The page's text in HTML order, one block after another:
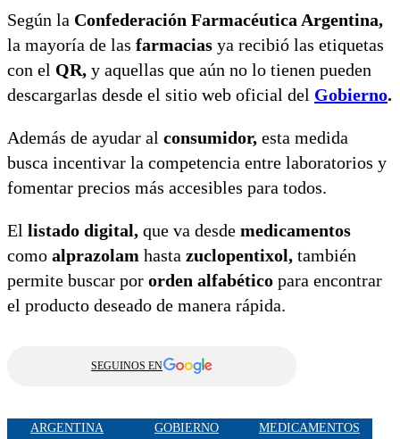
Según la Confederación Farmacéutica Argentina,
la mayoría de las farmacias ya recibió las etiquetas
con el QR, y aquellas que aún no lo tienen pueden
descargarlas desde el sitio web oficial del Gobierno.
Además de ayudar al consumidor, esta medida
busca incentivar la competencia entre laboratorios y
fomentar precios más accesibles para todos.
El listado digital, que va desde medicamentos
como alprazolam hasta zuclopentixol, también
permite buscar por orden alfabético para encontrar
el producto deseado de manera rápida.
SEGUINOS EN
ARGENTINA GOBIERNO MEDICAMENTOS